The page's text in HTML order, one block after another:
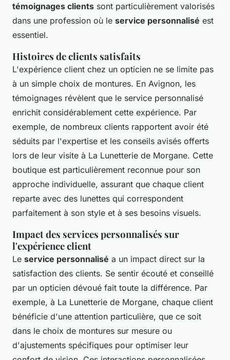
témoignages clients sont particulièrement valorisés
dans une profession où le service personnalisé est
essentiel.
Histoires de clients satisfaits
L'expérience client chez un opticien ne se limite pas
à un simple choix de montures. En Avignon, les
témoignages révèlent que le service personnalisé
enrichit considérablement cette expérience. Par
exemple, de nombreux clients rapportent avoir été
séduits par l'expertise et les conseils avisés offerts
lors de leur visite à La Lunetterie de Morgane. Cette
boutique est particulièrement reconnue pour son
approche individuelle, assurant que chaque client
reparte avec des lunettes qui correspondent
parfaitement à son style et à ses besoins visuels.
Impact des services personnalisés sur
l'expérience client
Le service personnalisé a un impact direct sur la
satisfaction des clients. Se sentir écouté et conseillé
par un opticien dévoué fait toute la différence. Par
exemple, à La Lunetterie de Morgane, chaque client
bénéficie d'une attention particulière, que ce soit
dans le choix de montures sur mesure ou
d'ajustements spécifiques pour optimiser leur